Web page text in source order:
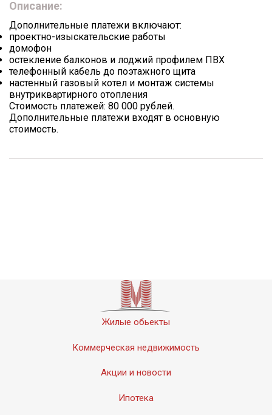
Описание:
Дополнительные платежи включают:
проектно-изыскательские работы
домофон
остекление балконов и лоджий профилем ПВХ
телефонный кабель до поэтажного щита
настенный газовый котел и монтаж системы
внутриквартирного отопления
Стоимость платежей: 80 000 рублей.
Дополнительные платежи входят в основную
стоимость.
Жилые обьекты
Коммерческая недвижимость
Акции и новости
Ипотека